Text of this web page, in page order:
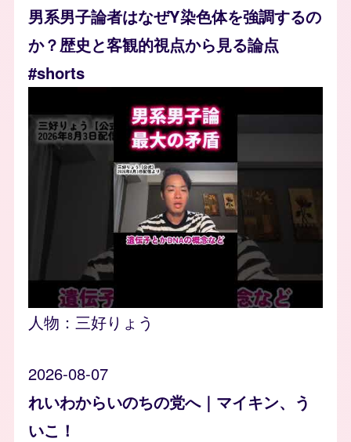
男系男子論者はなぜY染色体を強調するの
か？歴史と客観的視点から見る論点
#shorts
人物： 三好りょう
2026-08-07
れいわからいのちの党へ｜マイキン、う
いこ！